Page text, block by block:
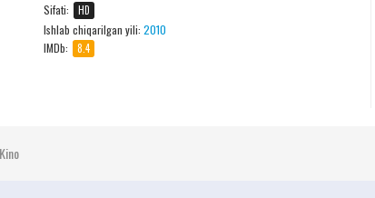
Sifati:
HD
Ishlab chiqarilgan yili:2010
IMDb:
8.4